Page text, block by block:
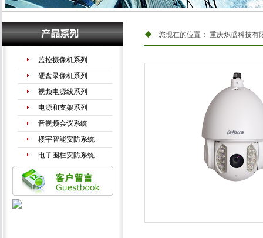
监控摄像机系列
硬盘录像机系列
视频电源线系列
电源和支架系列
音视频会议系统
楼宇智能安防系统
电子围栏安防系统
手机信号放大器
LED液晶拼接系列
您现在的位置： 重庆炽盛科技有